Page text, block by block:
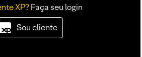
XP?Faça seu login
Sou cliente